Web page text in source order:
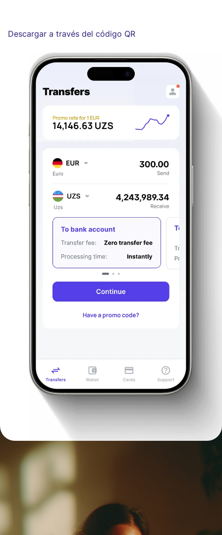
Descargar a través del código QR